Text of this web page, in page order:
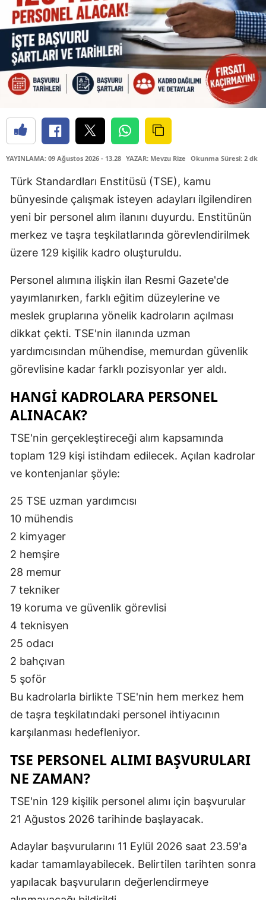
YAYINLAMA: 09 Ağustos 2026 - 13.28 YAZAR: Mevzu Rize Okunma Süresi: 2 dk
Türk Standardları Enstitüsü (TSE), kamu
bünyesinde çalışmak isteyen adayları ilgilendiren
yeni bir personel alım ilanını duyurdu. Enstitünün
merkez ve taşra teşkilatlarında görevlendirilmek
üzere 129 kişilik kadro oluşturuldu.
Personel alımına ilişkin ilan Resmi Gazete'de
yayımlanırken, farklı eğitim düzeylerine ve
meslek gruplarına yönelik kadroların açılması
dikkat çekti. TSE'nin ilanında uzman
yardımcısından mühendise, memurdan güvenlik
görevlisine kadar farklı pozisyonlar yer aldı.
HANGİ KADROLARA PERSONEL
ALINACAK?
TSE'nin gerçekleştireceği alım kapsamında
toplam 129 kişi istihdam edilecek. Açılan kadrolar
ve kontenjanlar şöyle:
25 TSE uzman yardımcısı
10 mühendis
2 kimyager
2 hemşire
28 memur
7 tekniker
19 koruma ve güvenlik görevlisi
4 teknisyen
25 odacı
2 bahçıvan
5 şoför
Bu kadrolarla birlikte TSE'nin hem merkez hem
de taşra teşkilatındaki personel ihtiyacının
karşılanması hedefleniyor.
TSE PERSONEL ALIMI BAŞVURULARI
NE ZAMAN?
TSE'nin 129 kişilik personel alımı için başvurular
21 Ağustos 2026 tarihinde başlayacak.
Adaylar başvurularını 11 Eylül 2026 saat 23.59'a
kadar tamamlayabilecek. Belirtilen tarihten sonra
yapılacak başvuruların değerlendirmeye